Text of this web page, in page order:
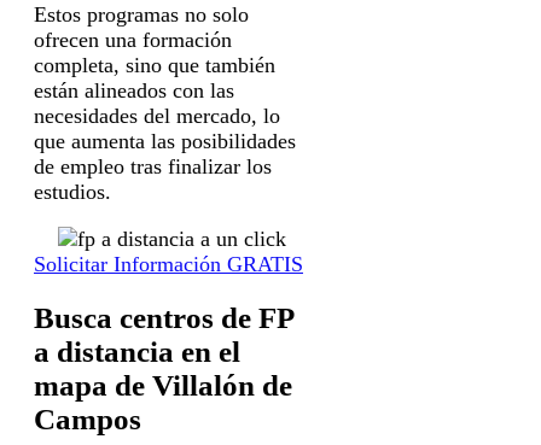
Estos programas no solo
ofrecen una formación
completa, sino que también
están alineados con las
necesidades del mercado, lo
que aumenta las posibilidades
de empleo tras finalizar los
estudios.
Solicitar Información GRATIS
Busca centros de FP
a distancia en el
mapa de Villalón de
Campos